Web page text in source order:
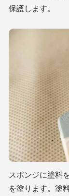
保護します。
スポンジに塗料
を塗ります。塗